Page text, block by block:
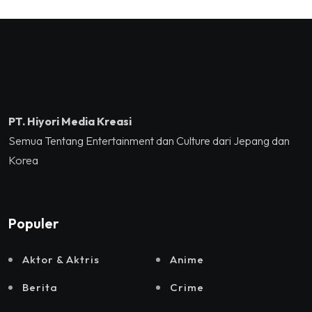
Tennis Indoor Senayan.
Kreatif RI,Pemprov DKI
PT. Hiyori Media Kreasi
Semua Tentang Entertainment dan Culture dari Jepang dan
Korea
Populer
Aktor & Aktris Anime
Berita Crime